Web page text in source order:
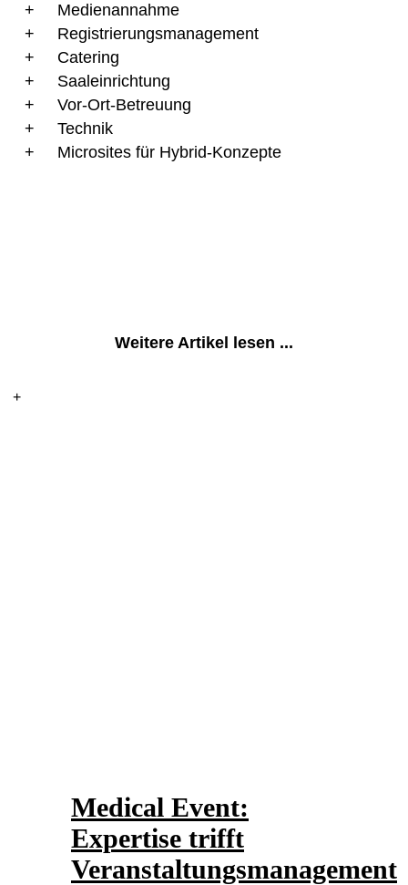
Medienannahme
Registrierungsmanagement
Catering
Saaleinrichtung
Vor-Ort-Betreuung
Technik
Microsites für Hybrid-Konzepte
Weitere Artikel lesen ...
Medical Event:
Expertise trifft
Veranstaltungsmanagement